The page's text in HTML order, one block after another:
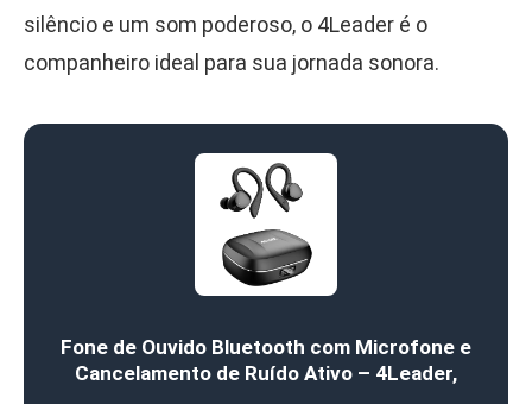
silêncio e um som poderoso, o 4Leader é o
companheiro ideal para sua jornada sonora.
Fone de Ouvido Bluetooth com Microfone e
Cancelamento de Ruído Ativo – 4Leader,